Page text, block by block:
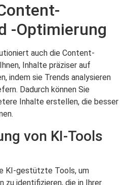
-Optimierung
auch die Content-
Inhalte präziser auf
indem sie Trends analysieren
Dadurch können Sie
Inhalte erstellen, die besser
von KI-Tools
KI-gestützte Tools, um
zu identifizieren, die in Ihrer